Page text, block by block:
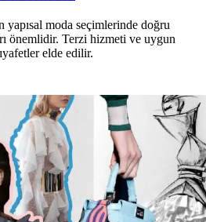
moda seçimlerinde doğru
önemlidir. Terzi hizmeti ve uygun
elde edilir.